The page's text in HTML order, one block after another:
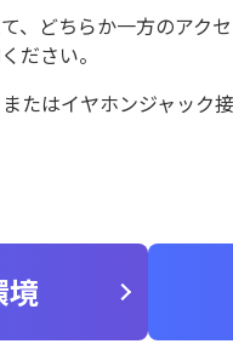
、どちらか一方のア
ださい。
たはイヤホンジャッ
境